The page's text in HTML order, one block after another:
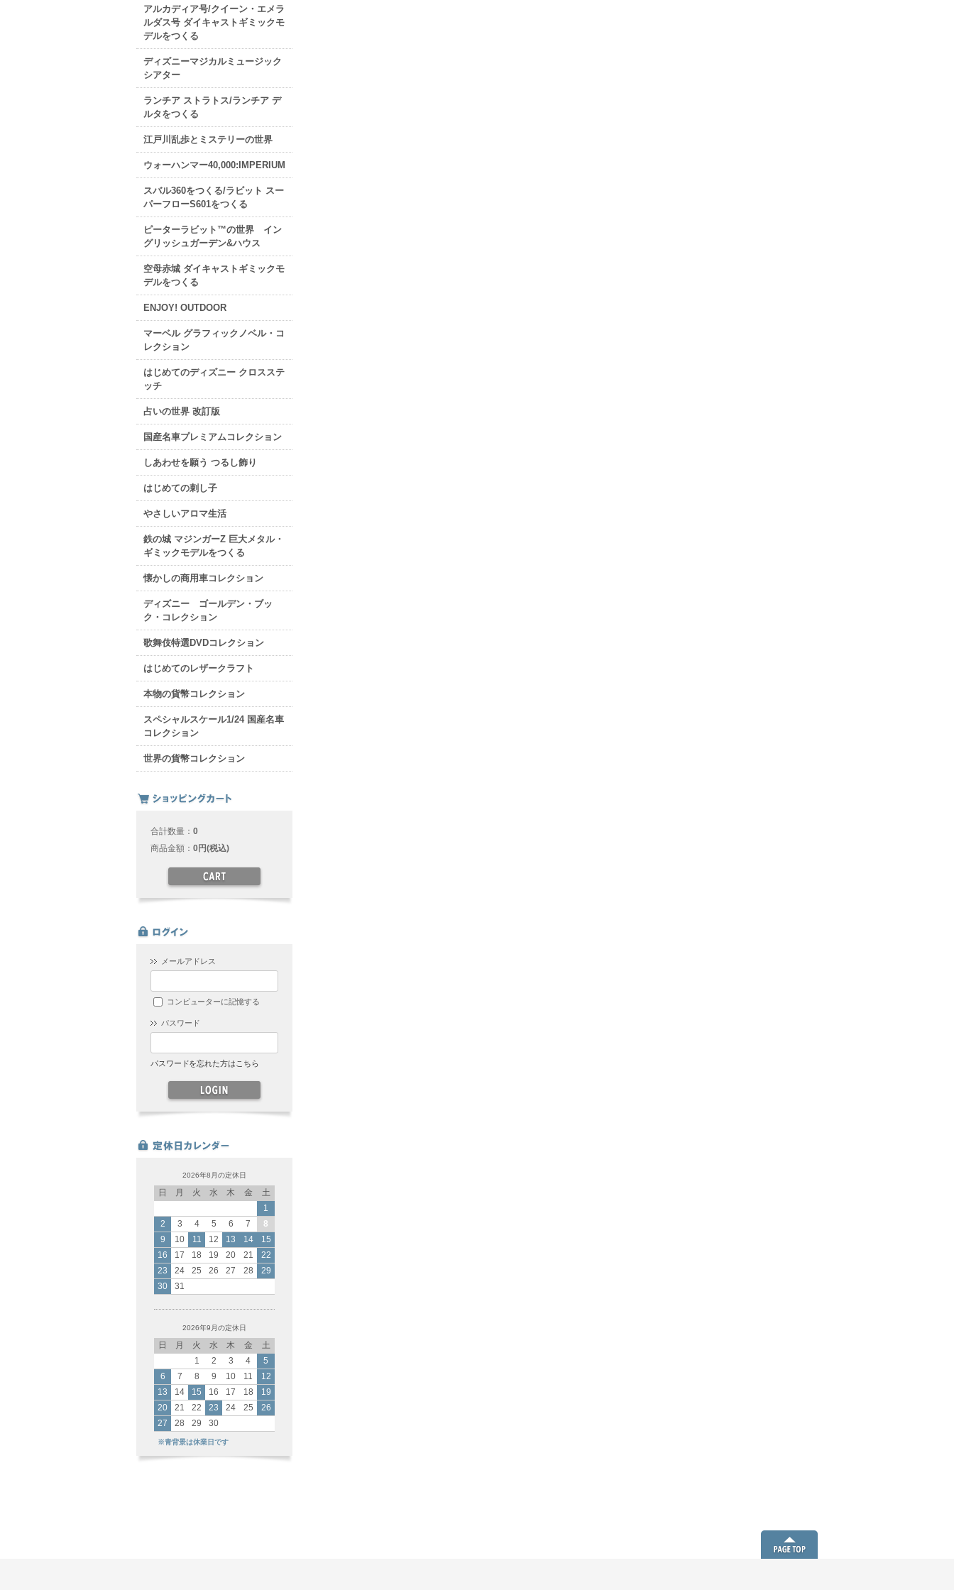
アルカディア号/クイーン・エメラ
ルダス号 ダイキャストギミックモ
デルをつくる
ディズニーマジカルミュージック
シアター
ランチア ストラトス/ランチア デ
ルタをつくる
江戸川乱歩とミステリーの世界
ウォーハンマー40,000:IMPERIUM
スバル360をつくる/ラビット スー
パーフローS601をつくる
ピーターラビット™の世界 イン
グリッシュガーデン&ハウス
空母赤城 ダイキャストギミックモ
デルをつくる
ENJOY! OUTDOOR
マーベル グラフィックノベル・コ
レクション
はじめてのディズニー クロスステ
ッチ
占いの世界 改訂版
国産名車プレミアムコレクション
しあわせを願う つるし飾り
はじめての刺し子
やさしいアロマ生活
鉄の城 マジンガーZ 巨大メタル・
ギミックモデルをつくる
懐かしの商用車コレクション
ディズニー ゴールデン・ブッ
ク・コレクション
歌舞伎特選DVDコレクション
はじめてのレザークラフト
本物の貨幣コレクション
スペシャルスケール1/24 国産名車
コレクション
世界の貨幣コレクション
合計数量： 0
商品金額： 0円(税込)
メールアドレス
コンピューターに記憶する
パスワード
パスワードを忘れた方はこちら
2026年8月の定休日
日 月 火 水 木 金
土
1
2
3 4 5 6 7
8
9
10 11 12 13 14
15
16
17 18 19 20 21
22
23
24 25 26 27 28
29
30
31
2026年9月の定休日
日 月 火 水 木 金
土
1
2 3 4
5
6
7 8 9 10 11
12
13
14 15 16 17 18
19
20
21 22 23 24 25
26
27
28 29 30
※青背景は休業日です